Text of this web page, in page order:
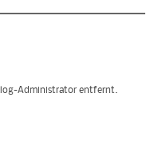
Administrator entfernt.